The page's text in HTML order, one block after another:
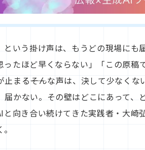
という掛け声は、もうどの現場にも
たほど早くならない」「この原稿
まる――そんな声は、決して少なくな
かない。その壁はどこにあって、
と向き合い続けてきた実践者・大崎